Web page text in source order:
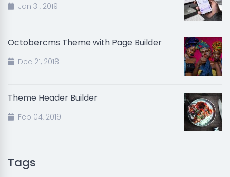
Jan 31, 2019
Octobercms Theme with Page Builder
Dec 21, 2018
Theme Header Builder
Feb 04, 2019
Tags